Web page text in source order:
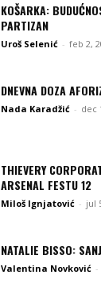
KOŠARKA:
PARTIZAN
Uroš Selenić - feb 2,
DNEVNA DOZA
Nada Karadžić - dec
THIEVERY
ARSENAL FESTU 12
Miloš Ignjatović - jul
NATALIE BISSO:
Valentina Novković -